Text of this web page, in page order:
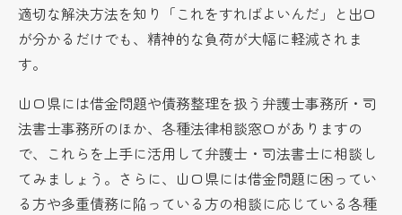
適切な解決方法を知り「これをすればよいんだ」と出口
が分かるだけでも、精神的な負荷が大幅に軽減されま
す。
山口県には借金問題や債務整理を扱う弁護士事務所・司
法書士事務所のほか、各種法律相談窓口がありますの
で、これらを上手に活用して弁護士・司法書士に相談し
てみましょう。さらに、山口県には借金問題に困ってい
る方や多重債務に陥っている方の相談に応じている各種